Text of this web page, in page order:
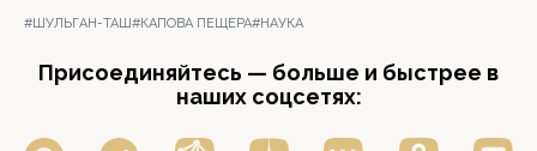
#ШУЛЬГАН-ТАШ#КАПОВА ПЕЩЕРА#НАУКА
Присоединяйтесь — больше и быстрее в
наших соцсетях: